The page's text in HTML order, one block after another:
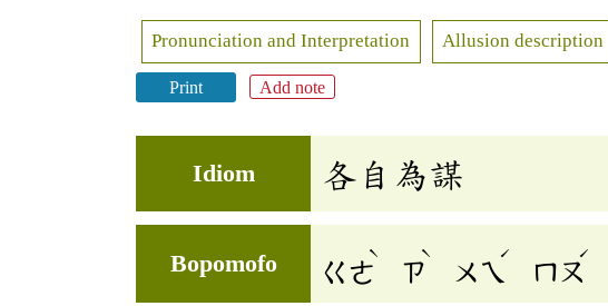
Pronunciation and Interpretation Allusion description
Print Add note
Idiom 各自為謀
Bopomofo ㄍㄜ
ˋ
ㄗ
ˋ
ㄨㄟ
ˊ
ㄇㄡ
ˊ